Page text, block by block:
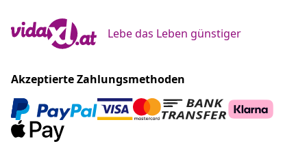
Lebe das Leben günstiger
Akzeptierte Zahlungsmethoden